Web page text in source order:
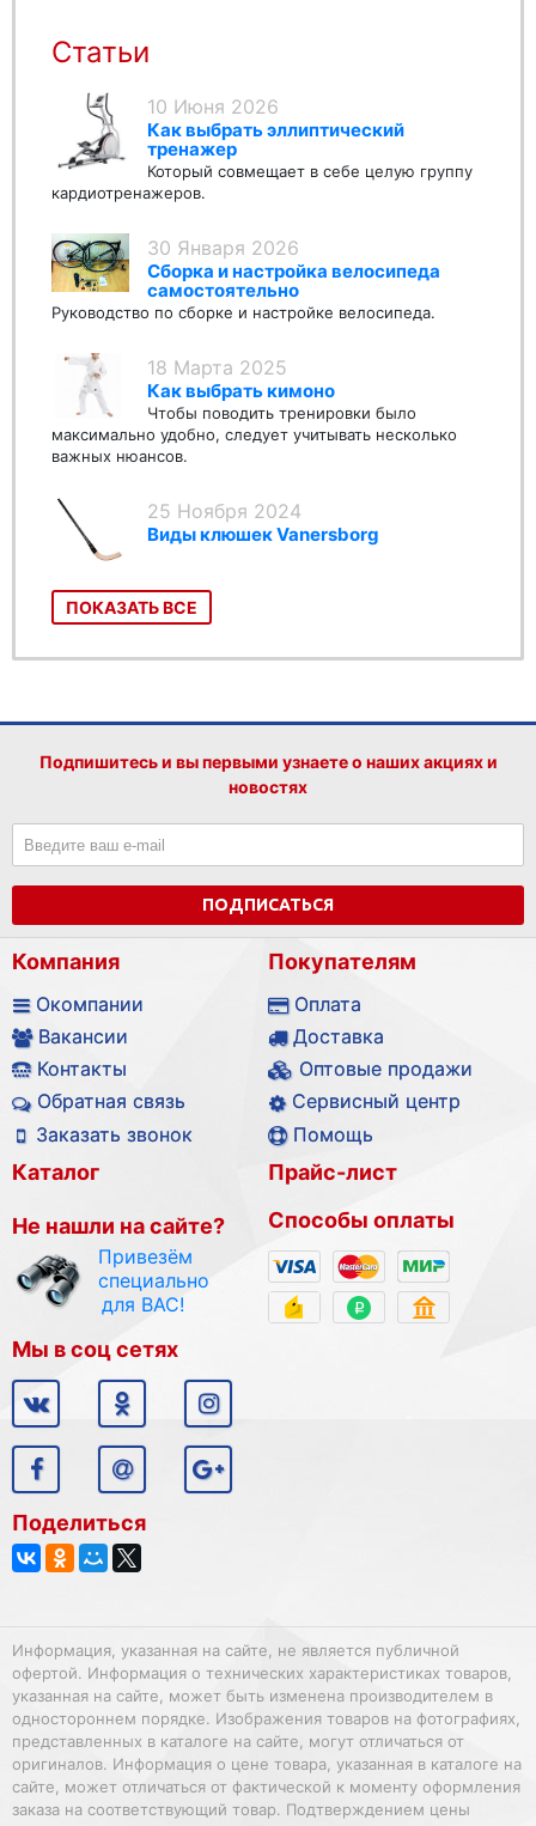
Статьи
10 Июня 2026
Как выбрать эллиптический
тренажер
Который совмещает в себе целую группу
кардиотренажеров.
30 Января 2026
Сборка и настройка велосипеда
самостоятельно
Руководство по сборке и настройке велосипеда.
18 Марта 2025
Как выбрать кимоно
Чтобы поводить тренировки было
максимально удобно, следует учитывать несколько
важных нюансов.
25 Ноября 2024
Виды клюшек Vanersborg
ПОКАЗАТЬ ВСЕ
Подпишитесь и вы первыми узнаете о наших акциях и
новостях
ПОДПИСАТЬСЯ
Компания
Окомпании
Вакансии
Контакты
Обратная связь
Заказать звонок
Покупателям
Оплата
Доставка
Оптовые продажи
Сервисный центр
Помощь
Каталог
Не нашли на сайте?
Привезём
специально
для ВАС!
Прайс-лист
Способы оплаты
Мы в соц сетях
Поделиться
Информация, указанная на сайте, не является публичной
офертой. Информация о технических характеристиках товаров,
указанная на сайте, может быть изменена производителем в
одностороннем порядке. Изображения товаров на фотографиях,
представленных в каталоге на сайте, могут отличаться от
оригиналов. Информация о цене товара, указанная в каталоге на
сайте, может отличаться от фактической к моменту оформления
заказа на соответствующий товар. Подтверждением цены